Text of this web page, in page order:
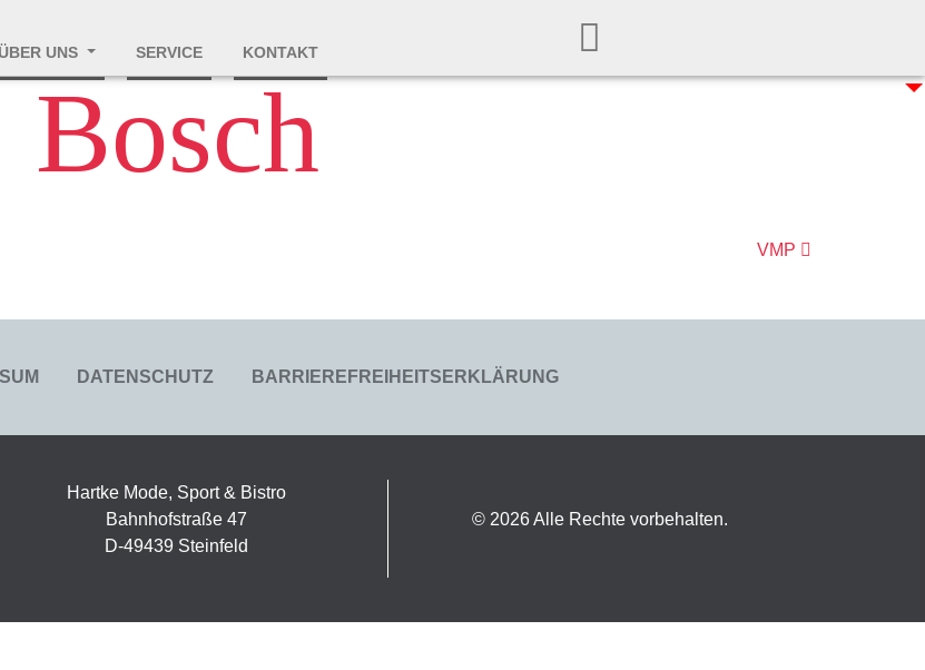
ÜBER UNS SERVICE KONTAKT
Bosch
VMP
DATENSCHUTZ BARRIEREFREIHEITSERKLÄRUNG
Hartke Mode, Sport & Bistro
Bahnhofstraße 47
D-49439 Steinfeld
© 2026 Alle Rechte vorbehalten.